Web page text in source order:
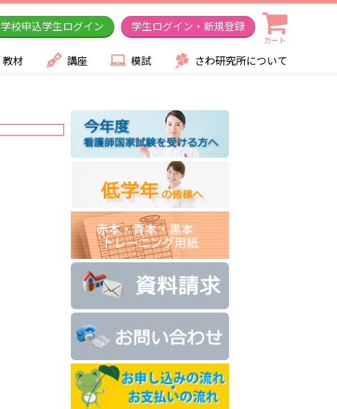
学校申込学生ログイン 学生ログイン・新規登録
カート
教材 講座 模試 さわ研究所について